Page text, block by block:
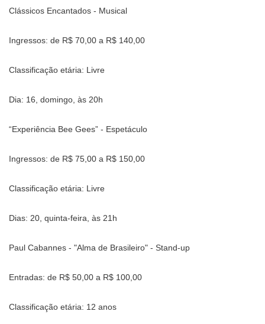
Clássicos Encantados - Musical
Ingressos: de R$ 70,00 a R$ 140,00
Classificação etária: Livre
Dia: 16, domingo, às 20h
“Experiência Bee Gees” - Espetáculo
Ingressos: de R$ 75,00 a R$ 150,00
Classificação etária: Livre
Dias: 20, quinta-feira, às 21h
Paul Cabannes - "Alma de Brasileiro" - Stand-up
Entradas: de R$ 50,00 a R$ 100,00
Classificação etária: 12 anos